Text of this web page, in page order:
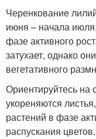
Черенкование
июня – начала
фазе активного
затухает, однако
вегетативного
Ориентируйтесь на
укореняются
растений в фазе
распускания цветов.